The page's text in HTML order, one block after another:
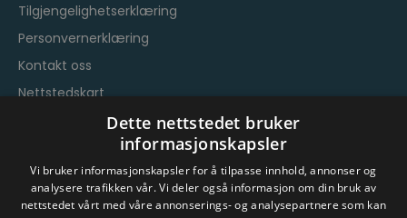
Tilgjengelighetserklæring
Personvernerklæring
Kontakt oss
Nettstedskart
Vilkår og betingelserDette nettstedet bruker
informasjonskapsler
Vi bruker informasjonskapsler for å tilpasse innhold, annonser og
analysere trafikken vår. Vi deler også informasjon om din bruk av
nettstedet vårt med våre annonserings- og analysepartnere som kan